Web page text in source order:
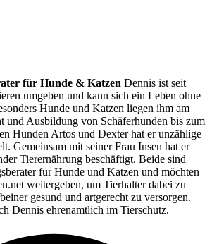
für Hunde & Katzen Dennis ist seit
umgeben und kann sich ein Leben ohne
Hunde und Katzen liegen ihm am
und Ausbildung von Schäferhunden bis zum
Hunden Artos und Dexter hat er unzählige
Gemeinsam mit seiner Frau Insen hat er
Tierernährung beschäftigt. Beide sind
für Hunde und Katzen und möchten
weitergeben, um Tierhalter dabei zu
gesund und artgerecht zu versorgen.
Dennis ehrenamtlich im Tierschutz.